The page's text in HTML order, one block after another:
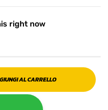
right now
AL CARRELLO